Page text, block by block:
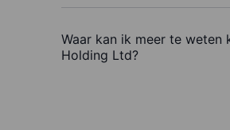
Waar kan ik meer te weten
Holding Ltd?